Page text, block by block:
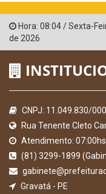
Hora: 08:04/Sexta-
de 2026
CNPJ: 11.049.830/
Rua Tenente Cleto
Atendimento:
(81) 3299-1899
Gravatá - PE